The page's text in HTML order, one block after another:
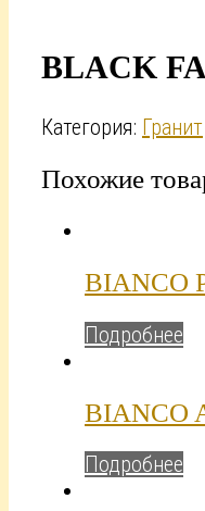
BLACK
Категория: Гранит
Похожие
BIANCO
Подробнее
BIANCO
Подробнее